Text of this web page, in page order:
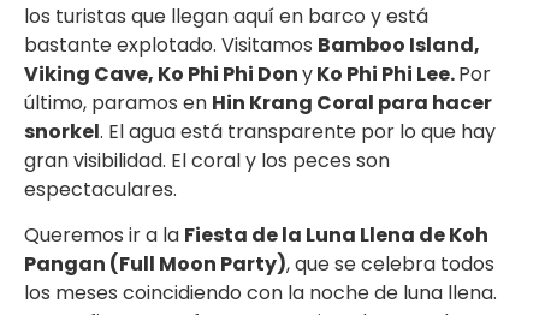
los turistas que llegan aquí en barco y está
bastante explotado. Visitamos Bamboo Island,
Viking Cave, Ko Phi Phi DonyKo Phi Phi Lee.Por
último, paramos en Hin Krang Coral para hacer
snorkel. El agua está transparente por lo que hay
gran visibilidad. El coral y los peces son
espectaculares.
Queremos ir a la Fiesta de la Luna Llena de Koh
Pangan (Full Moon Party), que se celebra todos
los meses coincidiendo con la noche de luna llena.